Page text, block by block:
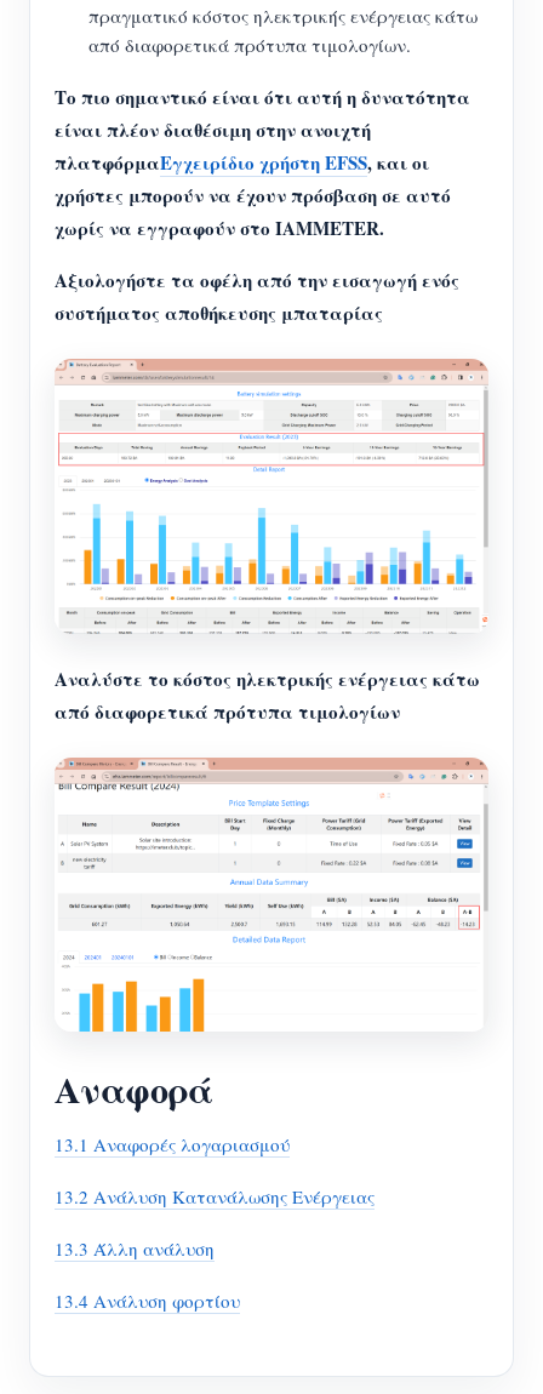
πραγματικό κόστος ηλεκτρικής ενέργειας κάτω
από διαφορετικά πρότυπα τιμολογίων.
Το πιο σημαντικό είναι ότι αυτή η δυνατότητα
είναι πλέον διαθέσιμη στην ανοιχτή
πλατφόρμαΕγχειρίδιο χρήστη EFSS, και οι
χρήστες μπορούν να έχουν πρόσβαση σε αυτό
χωρίς να εγγραφούν στο IAMMETER.
Αξιολογήστε τα οφέλη από την εισαγωγή ενός
συστήματος αποθήκευσης μπαταρίας
Αναλύστε το κόστος ηλεκτρικής ενέργειας κάτω
από διαφορετικά πρότυπα τιμολογίων
Αναφορά
13.1 Αναφορές λογαριασμού
13.2 Ανάλυση Κατανάλωσης Ενέργειας
13.3 Άλλη ανάλυση
13.4 Ανάλυση φορτίου